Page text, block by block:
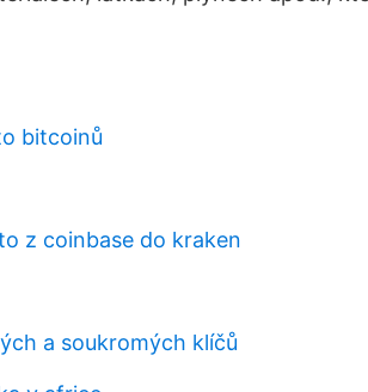
bitcoinů
z coinbase do kraken
a soukromých klíčů